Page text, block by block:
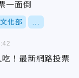
一面倒
文化部
！最新網路投票